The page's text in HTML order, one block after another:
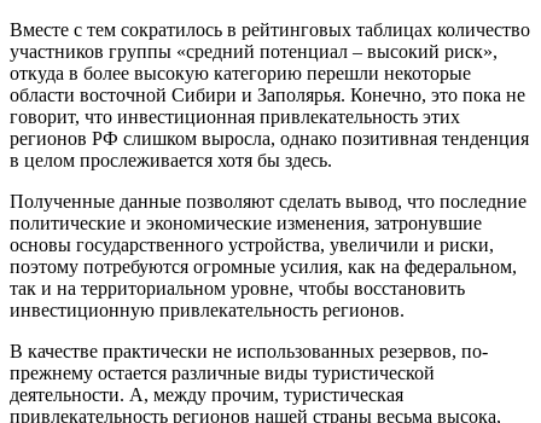
Вместе с тем сократилось в рейтинговых таблицах количество
участников группы «средний потенциал – высокий риск»,
откуда в более высокую категорию перешли некоторые
области восточной Сибири и Заполярья. Конечно, это пока не
говорит, что инвестиционная привлекательность этих
регионов РФ слишком выросла, однако позитивная тенденция
в целом прослеживается хотя бы здесь.
Полученные данные позволяют сделать вывод, что последние
политические и экономические изменения, затронувшие
основы государственного устройства, увеличили и риски,
поэтому потребуются огромные усилия, как на федеральном,
так и на территориальном уровне, чтобы восстановить
инвестиционную привлекательность регионов.
В качестве практически не использованных резервов, по-
прежнему остается различные виды туристической
деятельности. А, между прочим, туристическая
привлекательность регионов нашей страны весьма высока,